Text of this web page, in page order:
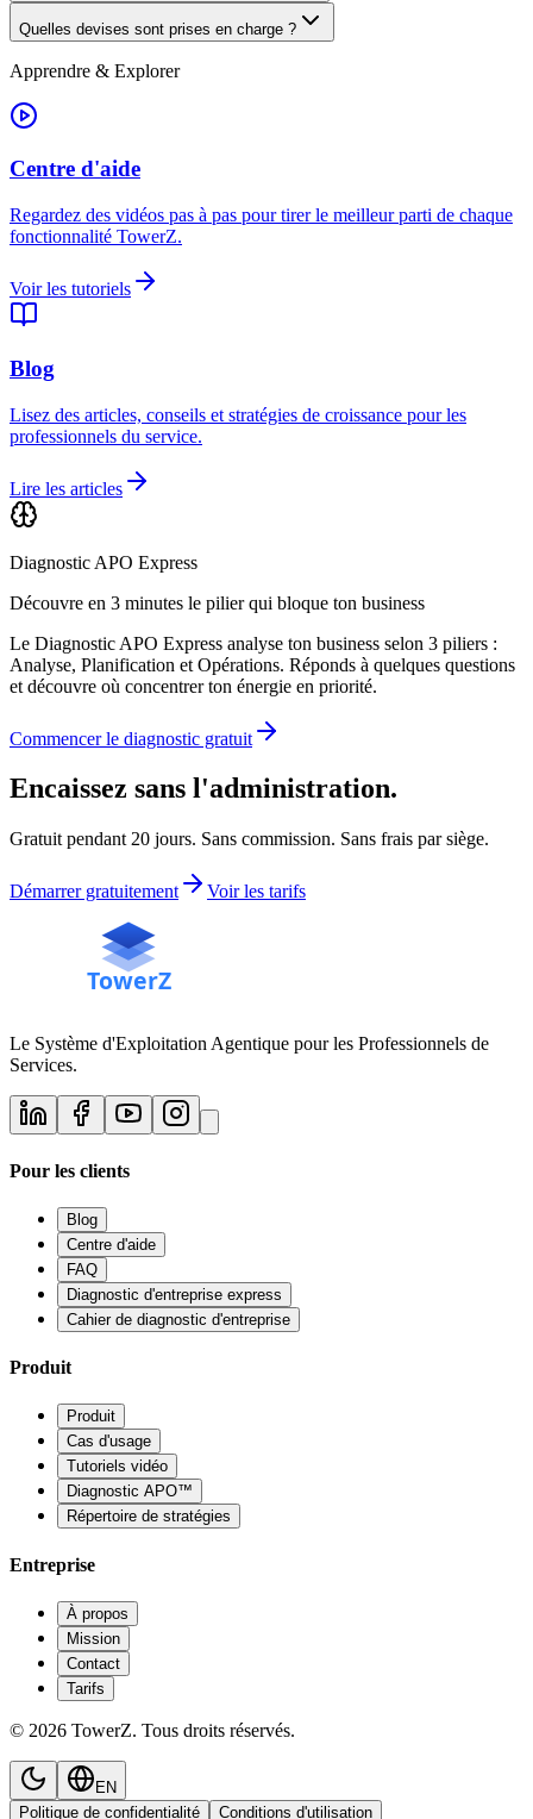
Quelles devises sont prises en charge ?
Apprendre & Explorer
Centre d'aide
Regardez des vidéos pas à pas pour tirer le meilleur parti de chaque
fonctionnalité TowerZ.
Voir les tutoriels
Blog
Lisez des articles, conseils et stratégies de croissance pour les
professionnels du service.
Lire les articles
Diagnostic APO Express
Découvre en 3 minutes le pilier qui bloque ton business
Le Diagnostic APO Express analyse ton business selon 3 piliers :
Analyse, Planification et Opérations. Réponds à quelques questions
et découvre où concentrer ton énergie en priorité.
Commencer le diagnostic gratuit
Encaissez sans l'administration.
Gratuit pendant 20 jours. Sans commission. Sans frais par siège.
Démarrer gratuitement Voir les tarifs
Le Système d'Exploitation Agentique pour les Professionnels de
Services.
Pour les clients
Blog
Centre d'aide
FAQ
Diagnostic d'entreprise express
Cahier de diagnostic d'entreprise
Produit
Produit
Cas d'usage
Tutoriels vidéo
Diagnostic APO™
Répertoire de stratégies
Entreprise
À propos
Mission
Contact
Tarifs
© 2026 TowerZ. Tous droits réservés.
EN
Politique de confidentialité
Conditions d'utilisation